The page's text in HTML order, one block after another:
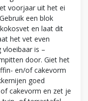
voorjaar uit het ei
een blok
en laat dit
het vet even
is –
door. Giet het
en/of cakevorm
goed
cakevorm en zet je